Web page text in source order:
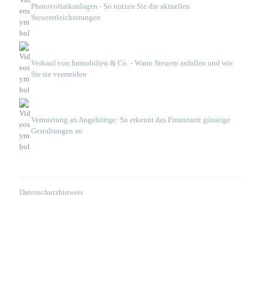
Photovoltaikanlagen - So nutzen Sie die aktuellen
Steuererleichterungen
Verkauf von Immobilien & Co. - Wann Steuern anfallen und wie
Sie sie vermeiden
Vermietung an Angehörige: So erkennt das Finanzamt günstige
Gestaltungen an
Datenschutzhinweis